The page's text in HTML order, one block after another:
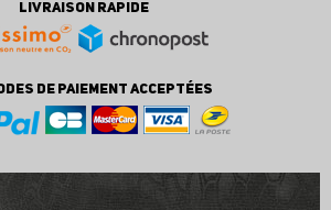
LIVRAISON RAPIDE
DE PAIEMENT ACCEPTÉES